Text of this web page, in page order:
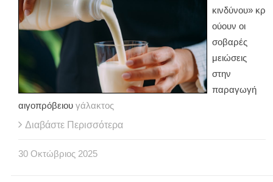
κινδύνου» κρ
ούουν οι
σοβαρές
μειώσεις
στην
παραγωγή
αιγοπρόβειου γάλακτος
Διαβάστε Περισσότερα
30 Οκτώβριος 2025